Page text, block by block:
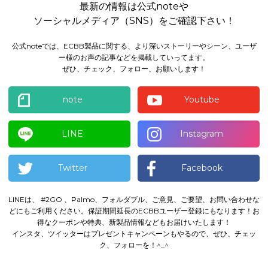
最新の情報は公式noteや
ソーシャルメディア（SNS）をご確認下さい！
公式noteでは、ECBB製品に関する、より深いストーリーやシーン、ユーザ
ー様のお声の記事などを掲載していってます。
ぜひ、チェック、フォロー、お願いします！
note Youtube
LINE Instagram
Twitter Facebook
LINEは、 #2GO 、Palmo、フォルダブル、ご意見、ご要望、お問い合わせな
どにもご利用ください。 保証期間延長のECBBユーザー登録にもなります！ お
得なクーポンや特典、新製品情報などもお届けいたします！
インスタ、ツイッターはプレゼントキャンペーンもやるので、ぜひ、チェッ
ク、フォローを！^_^